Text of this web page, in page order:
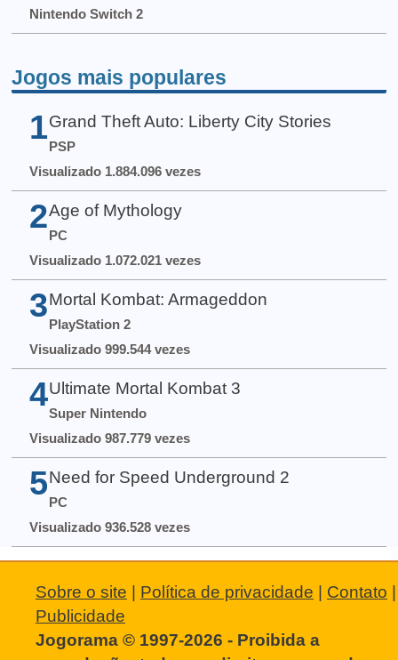
Nintendo Switch 2
Jogos mais populares
1 Grand Theft Auto: Liberty City Stories
PSP
Visualizado 1.884.096 vezes
2 Age of Mythology
PC
Visualizado 1.072.021 vezes
3 Mortal Kombat: Armageddon
PlayStation 2
Visualizado 999.544 vezes
4 Ultimate Mortal Kombat 3
Super Nintendo
Visualizado 987.779 vezes
5 Need for Speed Underground 2
PC
Visualizado 936.528 vezes
Sobre o site | Política de privacidade | Contato |
Publicidade
Jogorama © 1997-2026 - Proibida a